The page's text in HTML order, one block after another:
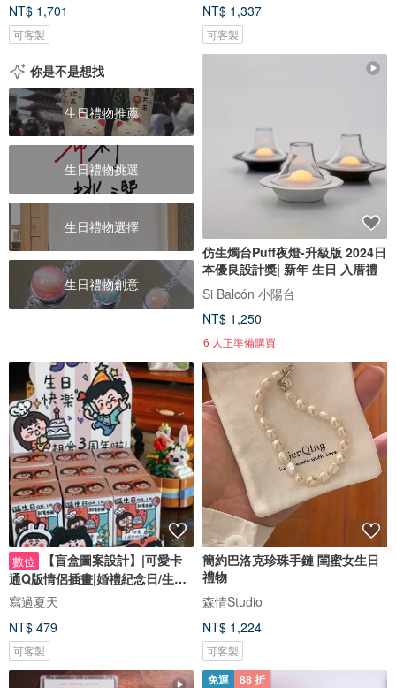
NT$ 1,701
可客製
NT$ 1,337
可客製
你是不是想找
生日禮物推薦
生日禮物挑選
生日禮物選擇
生日禮物創意
仿生燭台Puff夜燈-升級版 2024日
本優良設計獎| 新年 生日 入厝禮
Si Balcón 小陽台
NT$ 1,250
6 人正準備購買
數位
【盲盒圖案設計】|可愛卡
通Q版情侶插畫|婚禮紀念日/生日
禮物客製
寫過夏天
NT$ 479
可客製
簡約巴洛克珍珠手鏈 閨蜜女生日
禮物
森情Studio
NT$ 1,224
可客製
免運 88 折